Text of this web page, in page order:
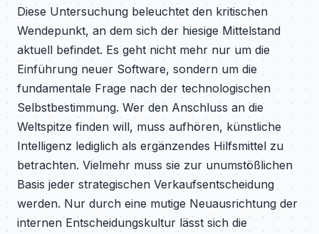
Diese Untersuchung beleuchtet den kritischen
Wendepunkt, an dem sich der hiesige Mittelstand
aktuell befindet. Es geht nicht mehr nur um die
Einführung neuer Software, sondern um die
fundamentale Frage nach der technologischen
Selbstbestimmung. Wer den Anschluss an die
Weltspitze finden will, muss aufhören, künstliche
Intelligenz lediglich als ergänzendes Hilfsmittel zu
betrachten. Vielmehr muss sie zur unumstößlichen
Basis jeder strategischen Verkaufsentscheidung
werden. Nur durch eine mutige Neuausrichtung der
internen Entscheidungskultur lässt sich die